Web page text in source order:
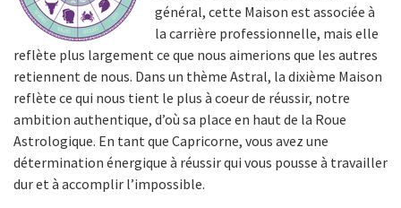
général, cette Maison est associée à
la carrière professionnelle, mais elle
reflète plus largement ce que nous aimerions que les autres
retiennent de nous. Dans un thème Astral, la dixième Maison
reflète ce qui nous tient le plus à coeur de réussir, notre
ambition authentique, d’où sa place en haut de la Roue
Astrologique. En tant que Capricorne, vous avez une
détermination énergique à réussir qui vous pousse à travailler
dur et à accomplir l’impossible.